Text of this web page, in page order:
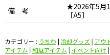
備 考
★2026年5
［A5］
カテゴリー : うちわ | 冷却グッズ| アウ
アイテム | 和風アイテム | イベント向け |